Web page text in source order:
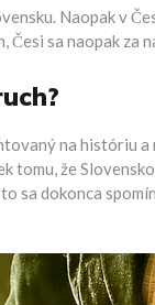
Naopak v
sa naopak
na históriu
že
sa dokonca